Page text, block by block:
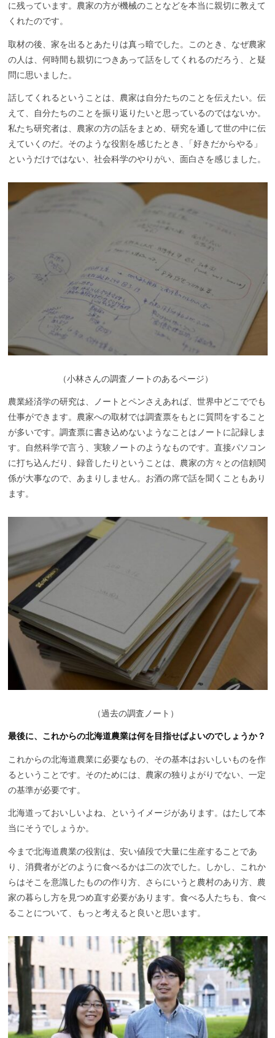
に残っています。農家の方が機械のことなどを本当に親切に教えて
くれたのです。
取材の後、家を出るとあたりは真っ暗でした。このとき、なぜ農家
の人は、何時間も親切につきあって話をしてくれるのだろう、と疑
問に思いました。
話してくれるということは、農家は自分たちのことを伝えたい。伝
えて、自分たちのことを振り返りたいと思っているのではないか。
私たち研究者は、農家の方の話をまとめ、研究を通して世の中に伝
えていくのだ。そのような役割を感じたとき 、
「好きだからやる」
というだけではない、社会科学のやりがい、面白さを感じました。
（小林さんの調査ノートのあるページ）
農業経済学の研究は、ノートとペンさえあれば、世界中どこででも
仕事ができます。農家への取材では調査票をもとに質問をすること
が多いです。調査票に書き込めないようなことはノートに記録しま
す。自然科学で言う、実験ノートのようなものです。直接パソコン
に打ち込んだり、録音したりということは、農家の方々との信頼関
係が大事なので、あまりしません。お酒の席で話を聞くこともあり
ます。
（過去の調査ノート）
最後に、これからの北海道農業は何を目指せばよいのでしょうか？
これからの北海道農業に必要なもの、その基本はおいしいものを作
るということです。そのためには、農家の独りよがりでない、一定
の基準が必要です。
北海道っておいしいよね、というイメージがあります。はたして本
当にそうでしょうか。
今まで北海道農業の役割は、安い値段で大量に生産することであ
り、消費者がどのように食べるかは二の次でした。しかし、これか
らはそこを意識したものの作り方、さらにいうと農村のあり方、農
家の暮らし方を見つめ直す必要があります。食べる人たちも、食べ
ることについて、もっと考えると良いと思います。